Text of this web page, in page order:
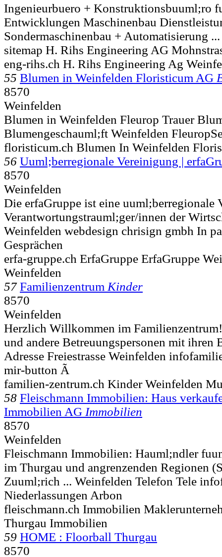
Ingenieurbuero + Konstruktionsbuuml;ro
Entwicklungen Maschinenbau
Sondermaschinenbau + Automatisierung
sitemap H. Rihs Engineering AG
eng-rihs.ch H. Rihs Engineering Ag
55 Blumen in Weinfelden Floristicum AG
8570
Weinfelden
Blumen in Weinfelden Fleurop Trauer
Blumengeschauml;ft Weinfelden
floristicum.ch Blumen In Weinfelden
56 Uuml;berregionale Vereinigung |
8570
Weinfelden
Die erfaGruppe ist eine uuml;berregionale
Verantwortungstrauml;ger/innen der
Weinfelden webdesign chrisign gmbh In
Gesprächen
erfa-gruppe.ch ErfaGruppe ErfaGruppe
Weinfelden
57 Familienzentrum Kinder
8570
Weinfelden
Herzlich Willkommen im
und andere Betreuungspersonen mit ihren
Adresse Freiestrasse Weinfelden
mir-button Ã
familien-zentrum.ch Kinder Weinfelden
58 Fleischmann Immobilien: Haus
Immobilien AG Immobilien
8570
Weinfelden
Fleischmann Immobilien: Hauml;ndler
im Thurgau und angrenzenden Regionen
Zuuml;rich ... Weinfelden Telefon Tele
Niederlassungen Arbon
fleischmann.ch Immobilien
Thurgau Immobilien
59 HOME : Floorball Thurgau
8570